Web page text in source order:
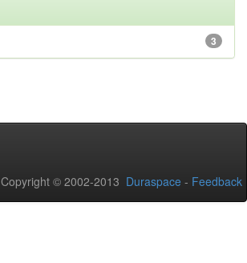
3
Copyright © 2002-2013 Duraspace - Feedback